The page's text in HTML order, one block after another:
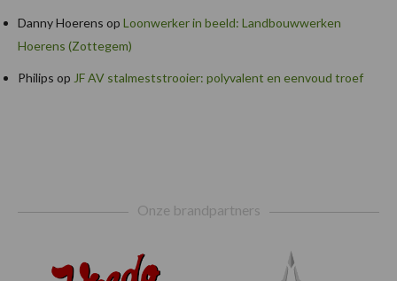
Danny Hoerens op Loonwerker in beeld: Landbouwwerken
Hoerens (Zottegem)
Philips op JF AV stalmeststrooier: polyvalent en eenvoud troef
Onze brandpartners